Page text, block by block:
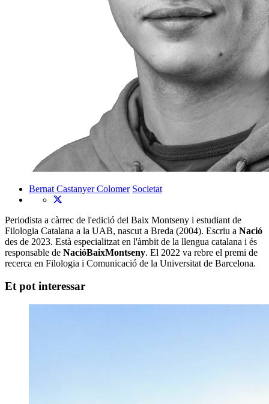
Bernat Castanyer Colomer Societat
Periodista a càrrec de l'edició del Baix Montseny i estudiant de
Filologia Catalana a la UAB, nascut a Breda (2004). Escriu a Nació
des de 2023. Està especialitzat en l'àmbit de la llengua catalana i és
responsable de NacióBaixMontseny. El 2022 va rebre el premi de
recerca en Filologia i Comunicació de la Universitat de Barcelona.
Et pot interessar